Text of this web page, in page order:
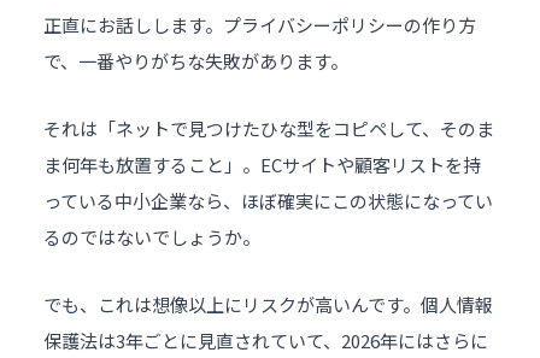
正直にお話しします。プライバシーポリシーの作り方
で、一番やりがちな失敗があります。
それは「ネットで見つけたひな型をコピペして、そのま
ま何年も放置すること」。 ECサイトや顧客リストを持
っている中小企業なら、ほぼ確実にこの状態になってい
るのではないでしょうか。
でも、これは想像以上にリスクが高いんです。個人情報
保護法は3年ごとに見直されていて、2026年にはさらに